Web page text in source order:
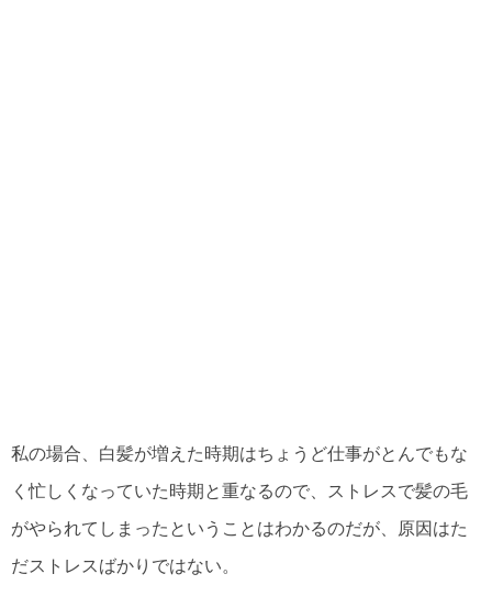
私の場合、白髪が増えた時期はちょうど仕事がとんでもな
く忙しくなっていた時期と重なるので、ストレスで髪の毛
がやられてしまったということはわかるのだが、原因はた
だストレスばかりではない。